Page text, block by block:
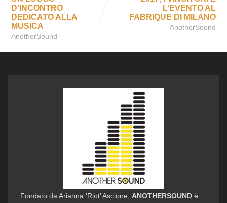
D’INCONTRO
DEDICATO ALLA
MUSICA
AnotherSound
L’EVENTO AL
FABRIQUE DI MILANO
AnotherSound
Fondato da Arianna ‘Riot’ Ascione,ANOTHERSOUND è